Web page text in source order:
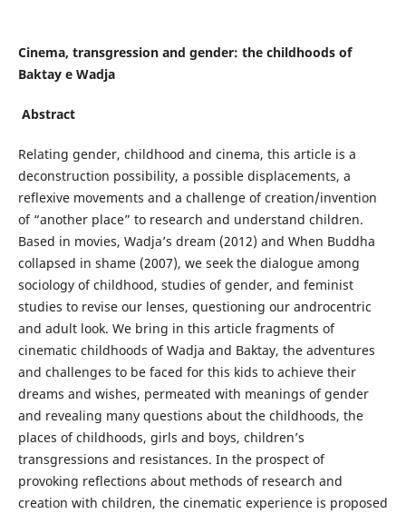
Cinema, transgression and gender: the childhoods of
Baktay e Wadja
Abstract
Relating gender, childhood and cinema, this article is a
deconstruction possibility, a possible displacements, a
reflexive movements and a challenge of creation/invention
of “another place” to research and understand children.
Based in movies, Wadja’s dream (2012) and When Buddha
collapsed in shame (2007), we seek the dialogue among
sociology of childhood, studies of gender, and feminist
studies to revise our lenses, questioning our androcentric
and adult look. We bring in this article fragments of
cinematic childhoods of Wadja and Baktay, the adventures
and challenges to be faced for this kids to achieve their
dreams and wishes, permeated with meanings of gender
and revealing many questions about the childhoods, the
places of childhoods, girls and boys, children’s
transgressions and resistances. In the prospect of
provoking reflections about methods of research and
creation with children, the cinematic experience is proposed